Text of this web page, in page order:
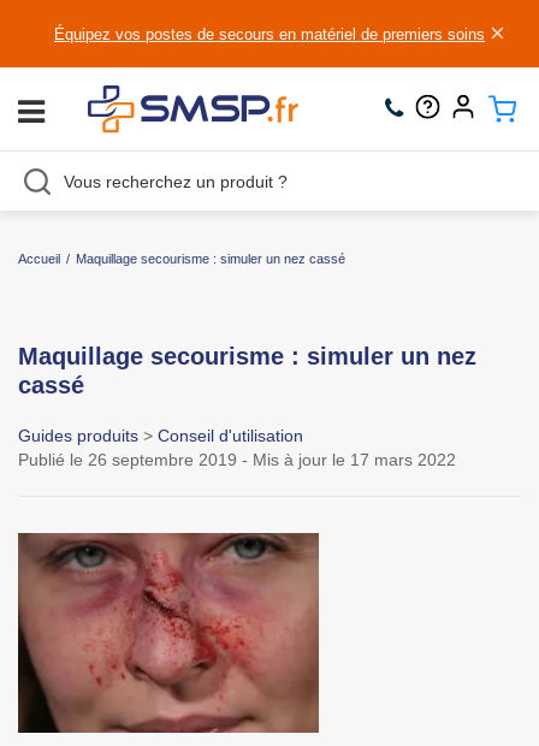
Équipez vos postes de secours en matériel de premiers soins ×
Accueil / Maquillage secourisme : simuler un nez cassé
Maquillage secourisme : simuler un nez
cassé
Guides produits > Conseil d'utilisation
Publié le 26 septembre 2019 - Mis à jour le 17 mars 2022